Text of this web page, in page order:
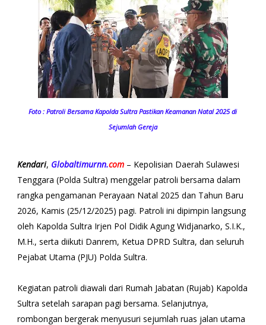
Foto : Patroli Bersama Kapolda Sultra Pastikan Keamanan Natal 2025 di
Sejumlah Gereja
Kendari, Globaltimurnn.com– Kepolisian Daerah Sulawesi
Tenggara (Polda Sultra) menggelar patroli bersama dalam
rangka pengamanan Perayaan Natal 2025 dan Tahun Baru
2026, Kamis (25/12/2025) pagi. Patroli ini dipimpin langsung
oleh Kapolda Sultra Irjen Pol Didik Agung Widjanarko, S.I.K.,
M.H., serta diikuti Danrem, Ketua DPRD Sultra, dan seluruh
Pejabat Utama (PJU) Polda Sultra.
Kegiatan patroli diawali dari Rumah Jabatan (Rujab) Kapolda
Sultra setelah sarapan pagi bersama. Selanjutnya,
rombongan bergerak menyusuri sejumlah ruas jalan utama